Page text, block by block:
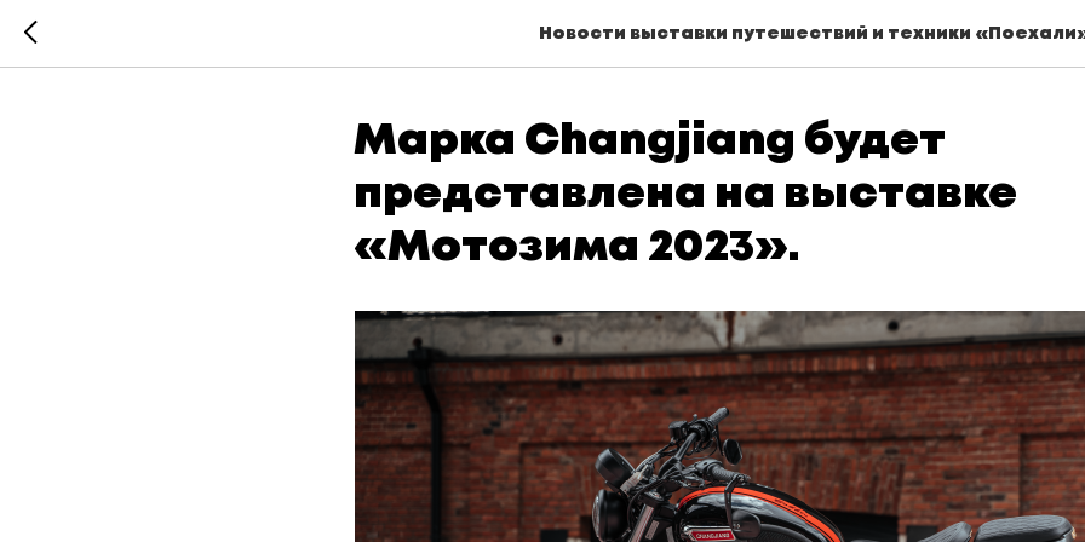
Новости выставки путешествий и техники
Марка Changjiang будет
представлена на выставке
«Мотозима 2023».